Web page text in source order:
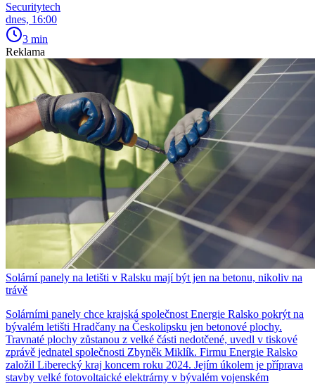
Securitytech
dnes, 16:00
3 min
Reklama
Solární panely na letišti v Ralsku mají být jen na betonu, nikoliv na
trávě
Solárními panely chce krajská společnost Energie Ralsko pokrýt na
bývalém letišti Hradčany na Českolipsku jen betonové plochy.
Travnaté plochy zůstanou z velké části nedotčené, uvedl v tiskové
zprávě jednatel společnosti Zbyněk Miklík. Firmu Energie Ralsko
založil Liberecký kraj koncem roku 2024. Jejím úkolem je příprava
stavby velké fotovoltaické elektrárny v bývalém vojenském